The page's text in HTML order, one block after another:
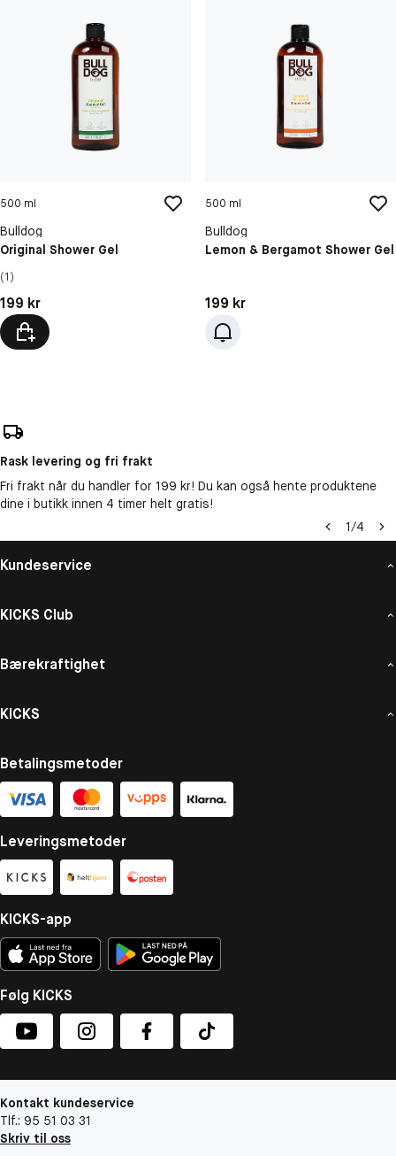
500 ml
Bulldog
Original Shower Gel
(1)
Pris: 199 kr
199 kr
500 ml
Bulldog
Lemon & Bergamot Shower Gel
Pris: 199 kr
199 kr
Rask levering og fri frakt
Fri frakt når du handler for 199 kr! Du kan også hente produktene
dine i butikk innen 4 timer helt gratis!
1/4
Kundeservice
KICKS Club
Bærekraftighet
KICKS
Betalingsmetoder
Leveringsmetoder
KICKS-app
Følg KICKS
Kontakt kundeservice
Tlf.: 95 51 03 31
Skriv til oss